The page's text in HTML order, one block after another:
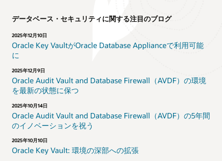
データベース・セキュリティに関する注目のブログ
2025年12月10日
Oracle Key VaultがOracle Database Applianceで利用可能
に
2025年12月9日
Oracle Audit Vault and Database Firewall（AVDF）の環境
を最新の状態に保つ
2025年10月14日
Oracle Audit Vault and Database Firewall（AVDF）の5年間
のイノベーションを祝う
2025年10月10日
Oracle Key Vault: 環境の深部への拡張